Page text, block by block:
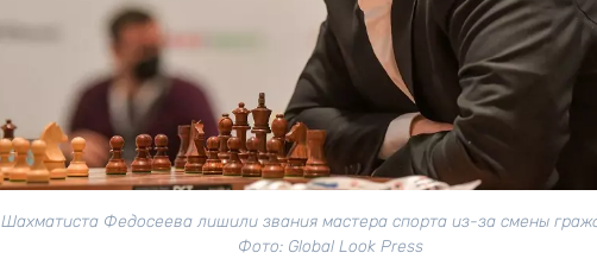
Шахматиста Федосеева лишили звания мастера спорта из-за смены
Фото: Global Look Press